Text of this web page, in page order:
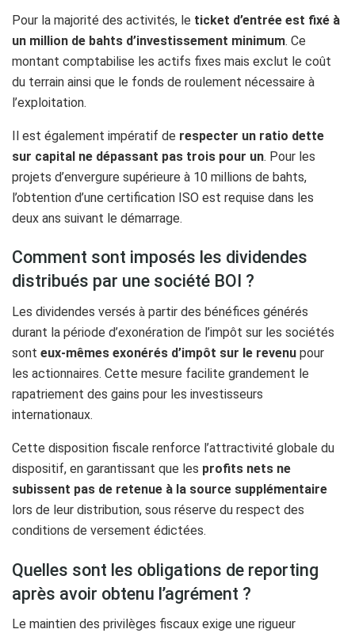
Pour la majorité des activités, le ticket d’entrée est fixé à
un million de bahts d’investissement minimum. Ce
montant comptabilise les actifs fixes mais exclut le coût
du terrain ainsi que le fonds de roulement nécessaire à
l’exploitation.
Il est également impératif de respecter un ratio dette
sur capital ne dépassant pas trois pour un. Pour les
projets d’envergure supérieure à 10 millions de bahts,
l’obtention d’une certification ISO est requise dans les
deux ans suivant le démarrage.
Comment sont imposés les dividendes
distribués par une société BOI ?
Les dividendes versés à partir des bénéfices générés
durant la période d’exonération de l’impôt sur les sociétés
sont eux-mêmes exonérés d’impôt sur le revenu pour
les actionnaires. Cette mesure facilite grandement le
rapatriement des gains pour les investisseurs
internationaux.
Cette disposition fiscale renforce l’attractivité globale du
dispositif, en garantissant que les profits nets ne
subissent pas de retenue à la source supplémentaire
lors de leur distribution, sous réserve du respect des
conditions de versement édictées.
Quelles sont les obligations de reporting
après avoir obtenu l’agrément ?
Le maintien des privilèges fiscaux exige une rigueur